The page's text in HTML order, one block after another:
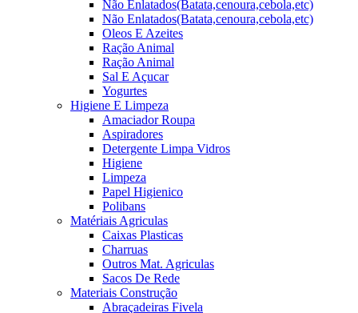
Não Enlatados(Batata,cenoura,cebola,etc)
Não Enlatados(Batata,cenoura,cebola,etc)
Oleos E Azeites
Ração Animal
Ração Animal
Sal E Açucar
Yogurtes
Higiene E Limpeza
Amaciador Roupa
Aspiradores
Detergente Limpa Vidros
Higiene
Limpeza
Papel Higienico
Polibans
Matériais Agriculas
Caixas Plasticas
Charruas
Outros Mat. Agriculas
Sacos De Rede
Materiais Construção
Abraçadeiras Fivela